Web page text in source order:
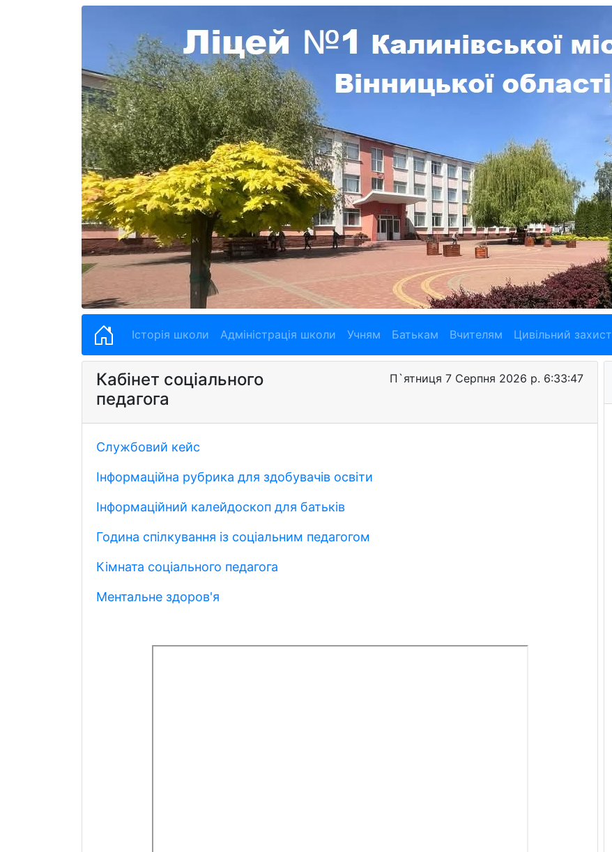
Історія школи Адміністрація школи Учням Батькам Вчителям Цивільний захист
Кабінет соціального
педагога
П`ятниця 7 Серпня 2026 р. 6:33:48
Службовий кейс
Інформаційна рубрика для здобувачів освіти
Інформаційний калейдоскоп для батьків
Година спілкування із соціальним педагогом
Кімната соціального педагога
Ментальне здоров'я